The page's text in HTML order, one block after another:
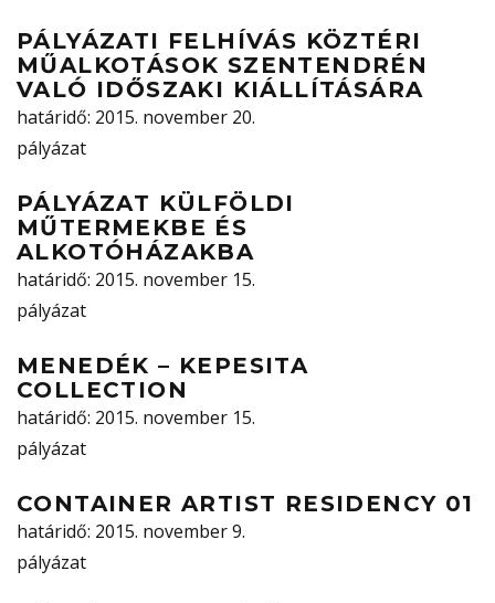
PÁLYÁZATI FELHÍVÁS KÖZTÉRI
MŰALKOTÁSOK SZENTENDRÉN
VALÓ IDŐSZAKI KIÁLLÍTÁSÁRA
határidő: 2015. november 20.
pályázat
PÁLYÁZAT KÜLFÖLDI
MŰTERMEKBE ÉS
ALKOTÓHÁZAKBA
határidő: 2015. november 15.
pályázat
MENEDÉK – KEPESITA
COLLECTION
határidő: 2015. november 15.
pályázat
CONTAINER ARTIST RESIDENCY 01
határidő: 2015. november 9.
pályázat